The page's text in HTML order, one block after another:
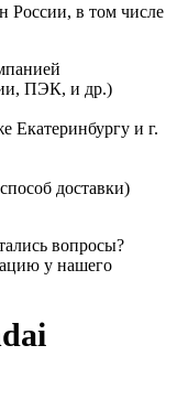
России, в том числе
ПЭК, и др.)
Екатеринбургу и г.
доставки)
вопросы?
у нашего